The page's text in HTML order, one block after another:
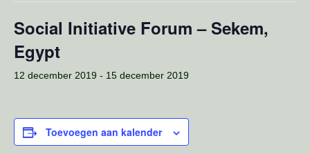
Social Initiative Forum – Sekem,
Egypt
12 december 2019 - 15 december 2019
Toevoegen aan kalender